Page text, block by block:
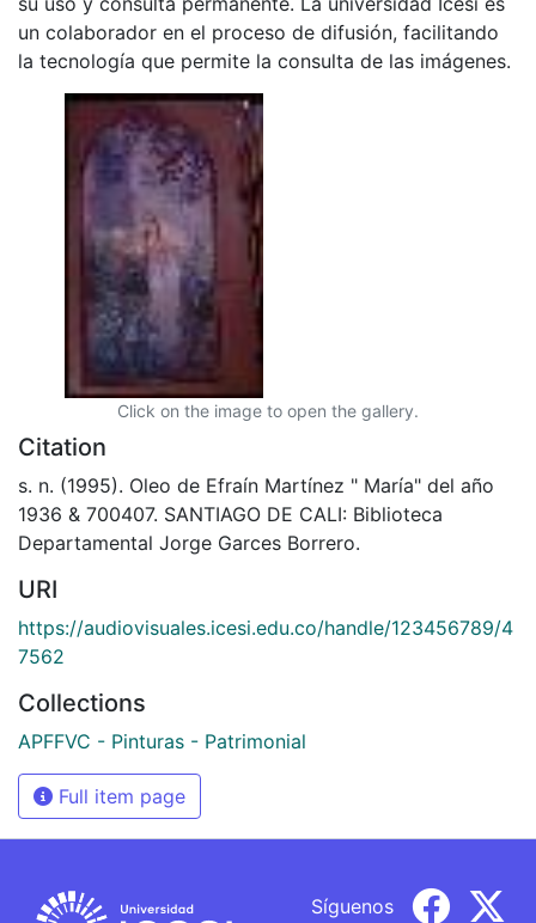
un colaborador en el proceso de difusión, facilitando
la tecnología que permite la consulta de las imágenes.
Click on the image to open the gallery.
Citation
s. n. (1995). Oleo de Efraín Martínez " María" del año
1936 & 700407. SANTIAGO DE CALI: Biblioteca
Departamental Jorge Garces Borrero.
URI
https://audiovisuales.icesi.edu.co/handle/123456789/4
7562
Collections
APFFVC - Pinturas - Patrimonial
Full item page
Síguenos